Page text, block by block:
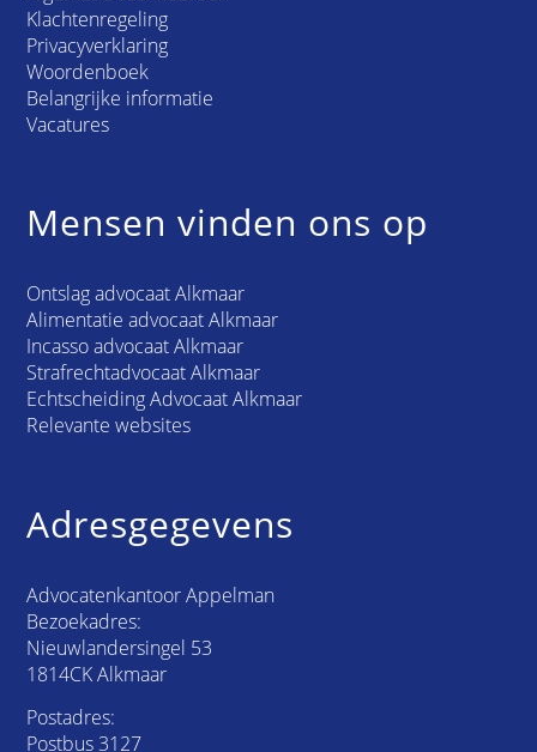
Klachtenregeling
Privacyverklaring
Woordenboek
Belangrijke informatie
Vacatures
Mensen vinden ons op
Ontslag advocaat Alkmaar
Alimentatie advocaat Alkmaar
Incasso advocaat Alkmaar
Strafrechtadvocaat Alkmaar
Echtscheiding Advocaat Alkmaar
Relevante websites
Adresgegevens
Advocatenkantoor Appelman
Bezoekadres:
Nieuwlandersingel 53
1814CK Alkmaar
Postadres:
Postbus 3127